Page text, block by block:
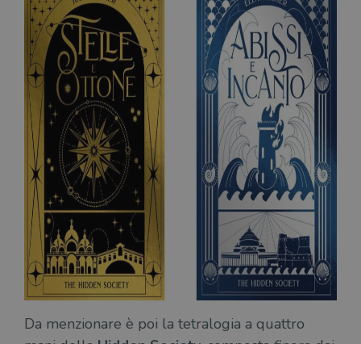
Da menzionare è poi la tetralogia a quattro